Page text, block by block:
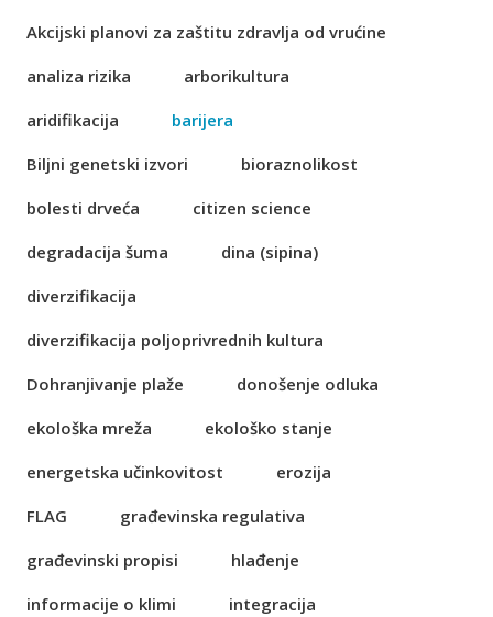
Akcijski planovi za zaštitu zdravlja od vrućine
analiza rizika
arborikultura
aridifikacija
barijera
Biljni genetski izvori
bioraznolikost
bolesti drveća
citizen science
degradacija šuma
dina (sipina)
diverzifikacija
diverzifikacija poljoprivrednih kultura
Dohranjivanje plaže
donošenje odluka
ekološka mreža
ekološko stanje
energetska učinkovitost
erozija
FLAG
građevinska regulativa
građevinski propisi
hlađenje
informacije o klimi
integracija